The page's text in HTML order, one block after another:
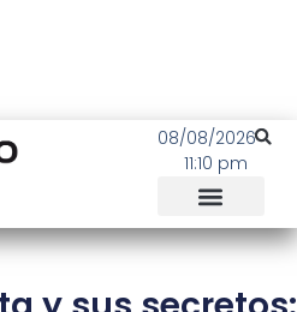
08/08/2026
11:10 pm